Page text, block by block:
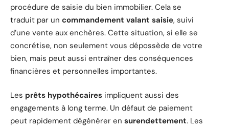
procédure de saisie du bien immobilier. Cela se
traduit par un commandement valant saisie, suivi
d’une vente aux enchères. Cette situation, si elle se
concrétise, non seulement vous dépossède de votre
bien, mais peut aussi entraîner des conséquences
financières et personnelles importantes.
Les prêts hypothécaires impliquent aussi des
engagements à long terme. Un défaut de paiement
peut rapidement dégénérer en surendettement. Les